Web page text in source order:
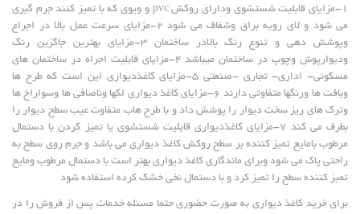
1-مزایای قابلیت شستشوی ودارای روکش pvc و ویوی که با تمیز کنند جرم گیری
می شود و لای رویه براق وشفاف می شود 2-مزایای سرعت عمل بالا در اجراع
وپوشش دهی و تنوع رنگ بالادر ساختمان 3-مزایای بهترین جاگزین رنگ
ودیوارپوش وچوپ در ساختمان میباشد 4-مزایای قابلیت اجراه در ساختمان های
مسکونی- اداری- تجاری -صنعتی 5-مزایای کاغذدیواری این است که طرح ها
وبافت ها ورنگها متفاوتی دارند 6-مزایای کاغذ دیواری لکها وناصافی ها وسواراخ ها
وترک های ریز سخت دیوار را پوشش داد و با طرح هاب متفاوت عیب سطح دیوار را
بطرف می کند 7-مزایای کاغذدیواری قابلیت شستشوی یا تمیز کردن با دستمال
مرطوب بامایع تمیز کننده بر سطح روکش کاغذ دیواری می باشد و جرم روی سطح به
راحتی پاک می شود وبرای ماندگاری کاغذ دیواری بهتر است با دستمال مرطوب ومایع
تمیز کننده سطح را تمیز کرد و با دستمال نخی خشک کرده استفاده شود
برای خرید کاغذ دیواری به صورت حضوری حتما مسئله خدمات پس از فروش را در